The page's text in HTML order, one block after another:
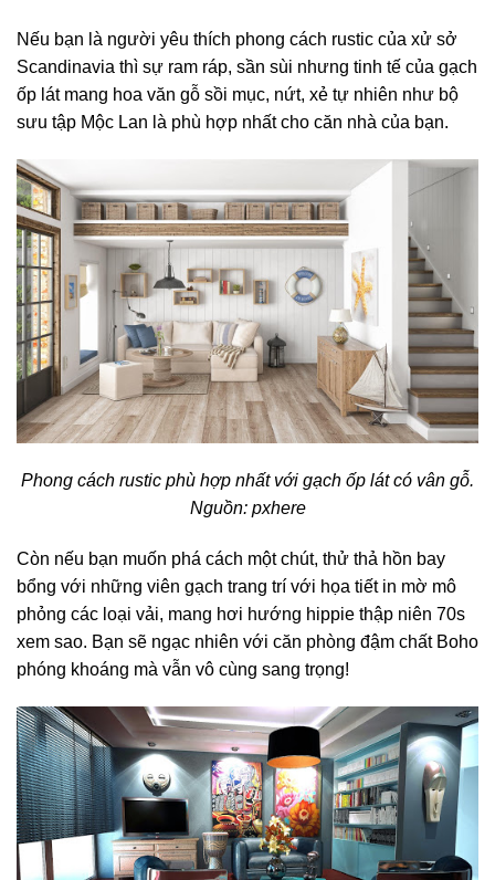
Nếu bạn là người yêu thích phong cách rustic của xử sở
Scandinavia thì sự ram ráp, sần sùi nhưng tinh tế của gạch
ốp lát mang hoa văn gỗ sồi mục, nứt, xẻ tự nhiên như bộ
sưu tập Mộc Lan là phù hợp nhất cho căn nhà của bạn.
Phong cách rustic phù hợp nhất với gạch ốp lát có vân gỗ.
Nguồn: pxhere
Còn nếu bạn muốn phá cách một chút, thử thả hồn bay
bổng với những viên gạch trang trí với họa tiết in mờ mô
phỏng các loại vải, mang hơi hướng hippie thập niên 70s
xem sao. Bạn sẽ ngạc nhiên với căn phòng đậm chất Boho
phóng khoáng mà vẫn vô cùng sang trọng!